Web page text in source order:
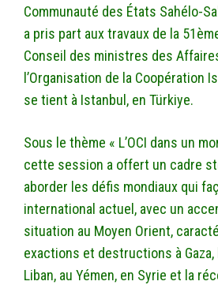
Communauté des États Sahélo-
a pris part aux travaux de la
Conseil des ministres des
l’Organisation de la Coopération
se tient à Istanbul, en Türkiye.
Sous le thème « L’OCI dans un
cette session a offert un cadre
aborder les défis mondiaux qui
international actuel, avec un
situation au Moyen Orient,
exactions et destructions à
Liban, au Yémen, en Syrie et la